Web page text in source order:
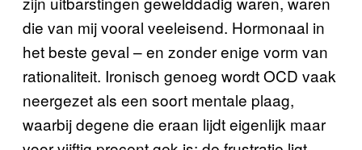
die van mij vooral veeleisend. Hormonaal in
het beste geval – en zonder enige vorm van
rationaliteit. Ironisch genoeg wordt OCD vaak
neergezet als een soort mentale plaag,
waarbij degene die eraan lijdt eigenlijk maar